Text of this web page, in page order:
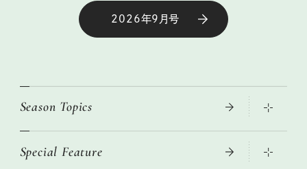
2026年9月号
Season Topics
大人のリュック探し 2026SS
Special Feature